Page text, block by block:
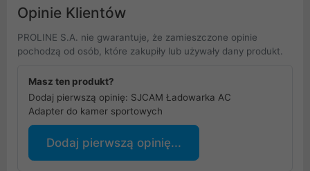
Opinie Klientów
PROLINE S.A. nie gwarantuje, że zamieszczone opinie
pochodzą od osób, które zakupiły lub używały dany produkt.
Masz ten produkt?
Dodaj pierwszą opinię: SJCAM Ładowarka AC
Adapter do kamer sportowych
Dodaj pierwszą opinię...